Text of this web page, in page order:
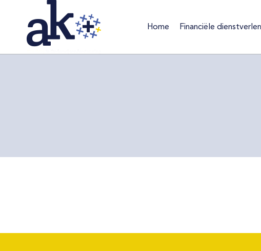
Home Financiële
Home Financiële